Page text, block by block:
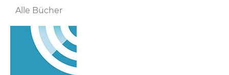
Alle Bücher